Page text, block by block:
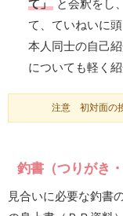
て」と会釈をし、
て、ていねいに頭
本人同士の自己
についても軽く
注意 初対面の
釣書（つりがき
見合いに必要な釣書